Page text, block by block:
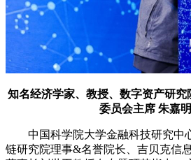
知名经济学家、教授、数字资产研
委员会主席 朱嘉
中国科学院大学金融科技研究中
链研究院理事&名誉院长、吉贝克信